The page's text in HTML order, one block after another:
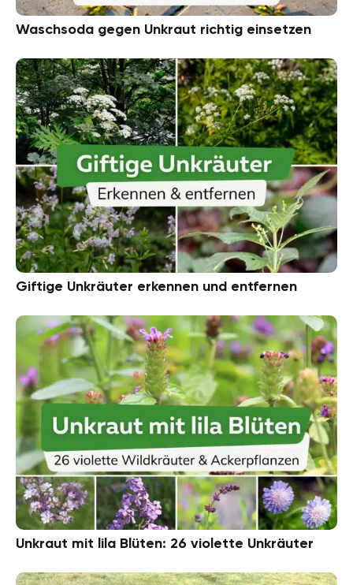
Waschsoda gegen Unkraut richtig einsetzen
Giftige Unkräuter erkennen und entfernen
Unkraut mit lila Blüten: 26 violette Unkräuter